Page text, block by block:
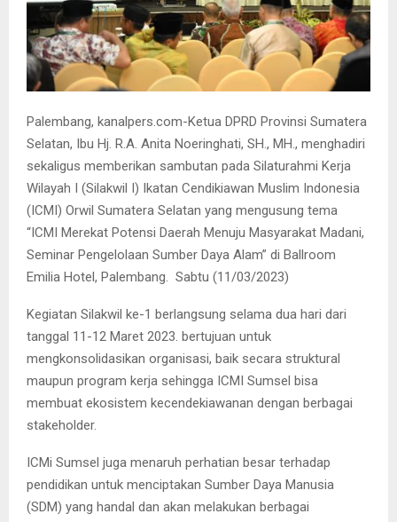
Palembang, kanalpers.com-Ketua DPRD Provinsi Sumatera
Selatan, Ibu Hj. R.A. Anita Noeringhati, SH., MH., menghadiri
sekaligus memberikan sambutan pada Silaturahmi Kerja
Wilayah I (Silakwil I) Ikatan Cendikiawan Muslim Indonesia
(ICMI) Orwil Sumatera Selatan yang mengusung tema
“ICMI Merekat Potensi Daerah Menuju Masyarakat Madani,
Seminar Pengelolaan Sumber Daya Alam” di Ballroom
Emilia Hotel, Palembang. Sabtu (11/03/2023)
Kegiatan Silakwil ke-1 berlangsung selama dua hari dari
tanggal 11-12 Maret 2023. bertujuan untuk
mengkonsolidasikan organisasi, baik secara struktural
maupun program kerja sehingga ICMI Sumsel bisa
membuat ekosistem kecendekiawanan dengan berbagai
stakeholder.
ICMi Sumsel juga menaruh perhatian besar terhadap
pendidikan untuk menciptakan Sumber Daya Manusia
(SDM) yang handal dan akan melakukan berbagai